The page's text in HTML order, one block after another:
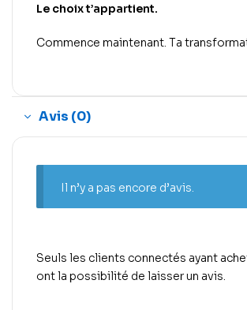
Le choix t’appartient.
Commence maintenant. Ta
Avis (0)
Il n’y a pas encore d’avis.
Seuls les clients connectés ayant
ont la possibilité de laisser un avis.